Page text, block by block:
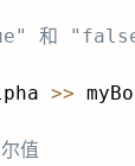
和
>>
值